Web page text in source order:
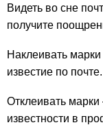
Видеть во сне
получите
Наклеивать
известие по почте.
Отклеивать
известности в